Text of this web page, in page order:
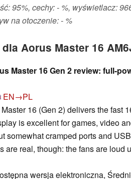
95%, cechy: - %, wyświetlacz:
na otoczenie: - %
Aorus Master 16
Master 16 Gen 2 review: full-
EN→PL
16 (Gen 2) delivers the fast
is excellent for games, video
somewhat cramped ports and
are real, though: the fans are
wersja elektroniczna,